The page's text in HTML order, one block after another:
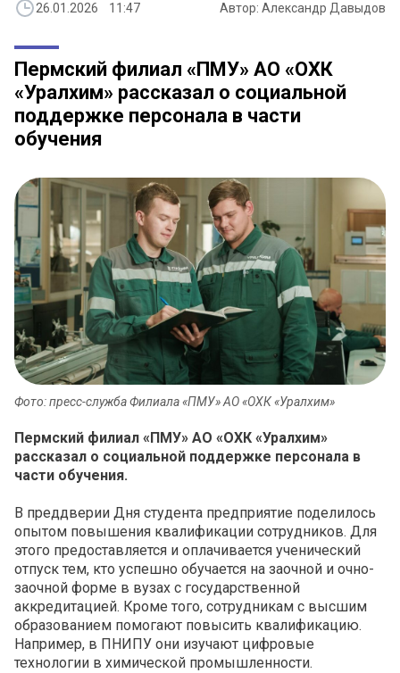
26.01.2026 11:47 Автор: Александр Давыдов
Пермский филиал «ПМУ» АО «ОХК
«Уралхим» рассказал о социальной
поддержке персонала в части
обучения
Фото: пресс-служба Филиала «ПМУ» АО «ОХК «Уралхим»
Пермский филиал «ПМУ» АО «ОХК «Уралхим»
рассказал о социальной поддержке персонала в
части обучения.
В преддверии Дня студента предприятие поделилось
опытом повышения квалификации сотрудников. Для
этого предоставляется и оплачивается ученический
отпуск тем, кто успешно обучается на заочной и очно-
заочной форме в вузах с государственной
аккредитацией. Кроме того, сотрудникам с высшим
образованием помогают повысить квалификацию.
Например, в ПНИПУ они изучают цифровые
технологии в химической промышленности.